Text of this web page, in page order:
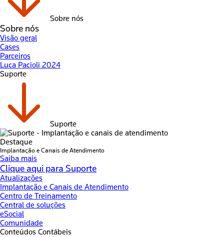
Sobre nós
Sobre nós
Visão geral
Cases
Parceiros
Luca Pacioli 2024
Suporte
Suporte
Destaque
Implantação e Canais de Atendimento
Saiba mais
Clique aqui para Suporte
Atualizações
Implantação e Canais de Atendimento
Centro de Treinamento
Central de soluções
eSocial
Comunidade
Conteúdos Contábeis